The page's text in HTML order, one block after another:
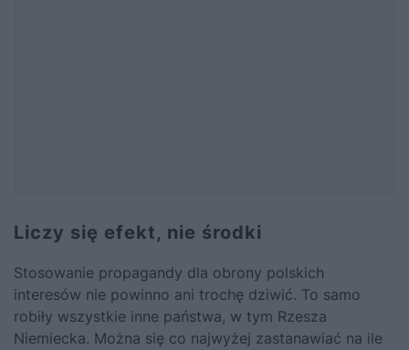
Liczy się efekt, nie środki
Stosowanie propagandy dla obrony polskich
interesów nie powinno ani trochę dziwić. To samo
robiły wszystkie inne państwa, w tym Rzesza
Niemiecka. Można się co najwyżej zastanawiać na ile